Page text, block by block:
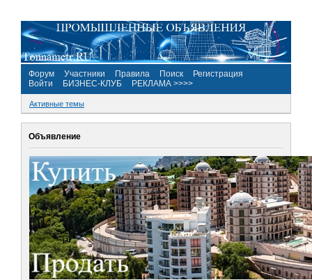
Форум Участники Правила Поиск
Регистрация
Войти
БИЗНЕС-КЛУБ РЕКЛАМА >>>>
Активные темы
Объявление